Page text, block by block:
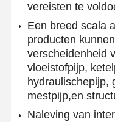
vereisten te
Een breed scala
producten
verscheidenheid
vloeistofpijp,
hydraulischepijp,
mestpijp,en
Naleving van